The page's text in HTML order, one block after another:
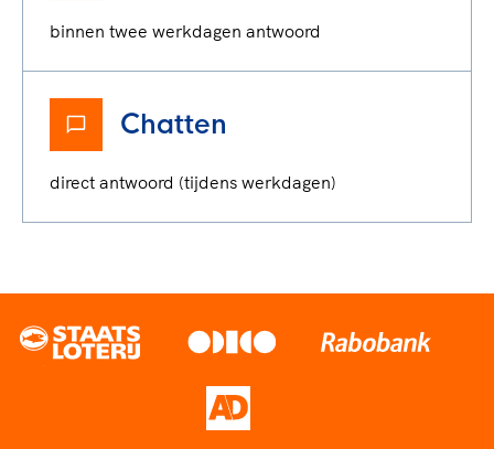
binnen twee werkdagen antwoord
Chatten
direct antwoord (tijdens werkdagen)